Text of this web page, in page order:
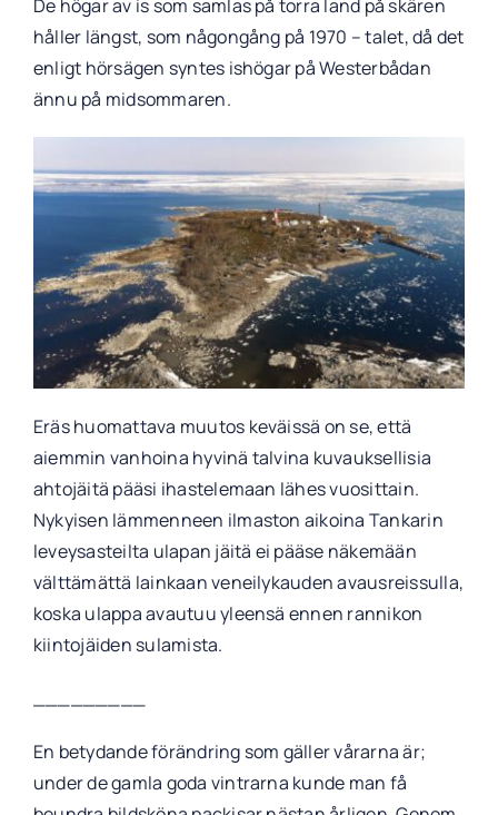
De högar av is som samlas på torra land på skären
håller längst, som någongång på 1970 – talet, då det
enligt hörsägen syntes ishögar på Westerbådan
ännu på midsommaren.
Eräs huomattava muutos keväissä on se, että
aiemmin vanhoina hyvinä talvina kuvauksellisia
ahtojäitä pääsi ihastelemaan lähes vuosittain.
Nykyisen lämmenneen ilmaston aikoina Tankarin
leveysasteilta ulapan jäitä ei pääse näkemään
välttämättä lainkaan veneilykauden avausreissulla,
koska ulappa avautuu yleensä ennen rannikon
kiintojäiden sulamista.
En betydande förändring som gäller vårarna är;
under de gamla goda vintrarna kunde man få